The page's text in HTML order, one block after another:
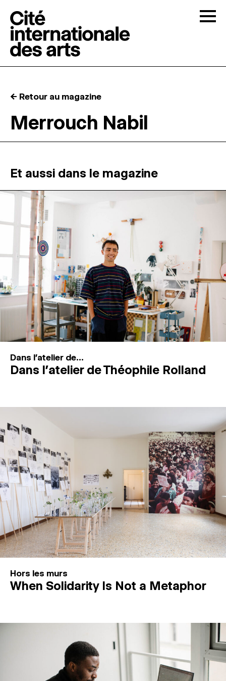
RÉSIDENCES ↓
ATELIERS OUVERTS
PROGRAMMATION
MAGAZINE
ESPACES DE PRATIQUE ARTISTIQUE ↓
Recherche
Connexion
← Retour au magazine
Merrouch Nabil
Et aussi dans le magazine
Dans l'atelier de...
Dans l’atelier de Théophile Rolland
Hors les murs
When Solidarity Is Not a Metaphor